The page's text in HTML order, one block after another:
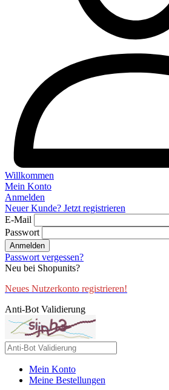
Willkommen
Mein Konto
Anmelden
Neuer Kunde? Jetzt registrieren
E-Mail
Passwort
Anmelden
Passwort vergessen?
Neu bei Shopunits?
Neues Nutzerkonto registrieren!
Anti-Bot Validierung
Mein Konto
Meine Bestellungen